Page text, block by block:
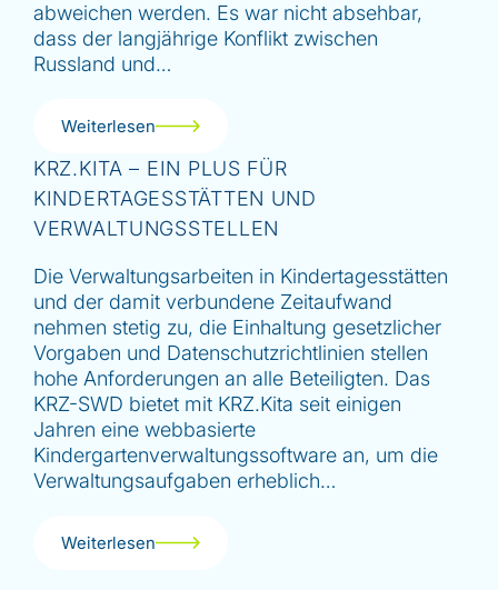
abweichen werden. Es war nicht absehbar,
dass der langjährige Konflikt zwischen
Russland und…
Weiterlesen
KRZ.KITA – EIN PLUS FÜR
KINDERTAGESSTÄTTEN UND
VERWALTUNGSSTELLEN
Die Verwaltungsarbeiten in Kindertagesstätten
und der damit verbundene Zeitaufwand
nehmen stetig zu, die Einhaltung gesetzlicher
Vorgaben und Datenschutzrichtlinien stellen
hohe Anforderungen an alle Beteiligten. Das
KRZ-SWD bietet mit KRZ.Kita seit einigen
Jahren eine webbasierte
Kindergartenverwaltungssoftware an, um die
Verwaltungsaufgaben erheblich…
Weiterlesen